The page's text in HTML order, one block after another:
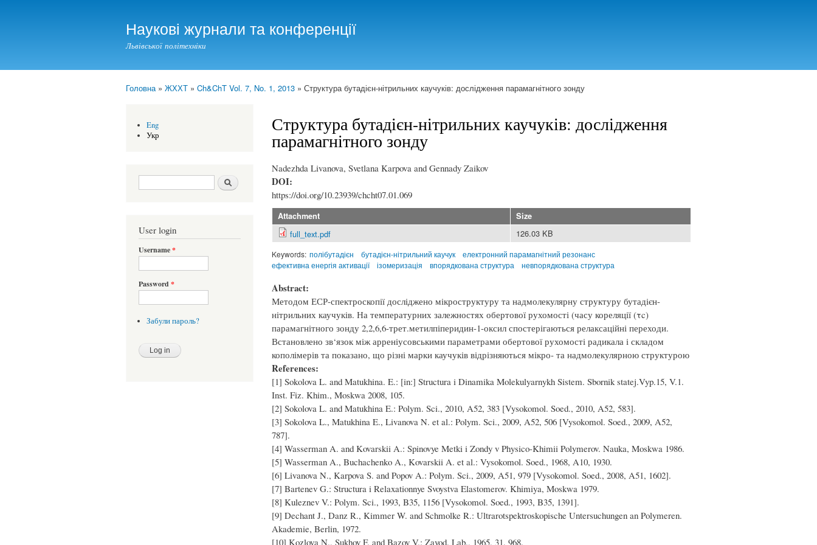
Наукові журнали та конференції
Львівської політехніки
Головна» ЖХХТ » Ch&ChT Vol. 7, No. 1, 2013 » Структура бутадієн-нітрильних каучуків: дослідження парамагнітного зонду
Eng
Укр
Search form Шукати
User login
Username*
Password *
Забули пароль?
Структура бутадієн-нітрильних каучуків: дослідження
парамагнітного зонду
Nadezhda Livanova, Svetlana Karpova and Gennady Zaikov
DOI:
https://doi.org/10.23939/chcht07.01.069
Attachment Size
full_text.pdf 126.03 KB
Keywords: полібутадієн бутадієн-нітрильний каучук
електронний парамагнітний резонанс
ефективна енергія активації
ізомеризація впорядкована структура невпорядкована структура
Abstract:
Методом ЕСР-спектроскопії досліджено мікроструктуру та надмолекулярну структуру бутадієн-
нітрильних каучуків. На температурних залежностях обертової рухомості (часу кореляції (τc)
парамагнітного зонду 2,2,6,6-трет.метилпіперидин-1-оксил спостерігаються релаксаційні переходи.
Встановлено зв‘язок між арреніусовськими параметрами обертової рухомості радикала і складом
кополімерів та показано, що різні марки каучуків відрізняються мікро- та надмолекулярною структурою
References:
[1] Sokolova L. and Matukhina. E.: [in:] Structura i Dinamika Molekulyarnykh Sistem. Sbornik statej.Vyp.15, V.1.
Inst. Fiz. Khim., Moskwa 2008, 105.
[2] Sokolova L. and Matukhina E.: Polym. Sci., 2010, A52, 383 [Vysokomol. Soed., 2010, A52, 583].
[3] Sokolova L., Matukhina E., Livanova N. et al.: Polym. Sci., 2009, A52, 506 [Vysokomol. Soed., 2009, A52,
787].
[4] Wasserman A. and Kovarskii A.: Spinovye Metki i Zondy v Physico-Khimii Polymerov. Nauka, Moskwa 1986.
[5] Wasserman A., Buchachenko A., Kovarskii A. et al.: Vysokomol. Soed., 1968, A10, 1930.
[6] Livanova N., Karpova S. and Popov A.: Polym. Sci., 2009, A51, 979 [Vysokomol. Soed., 2008, A51, 1602].
[7] Bartenev G.: Structura i Relaxationnye Svoystva Elastomerov. Khimiya, Moskwa 1979.
[8] Kuleznev V.: Polym. Sci., 1993, B35, 1156 [Vysokomol. Soed., 1993, B35, 1391].
[9] Dechant J., Danz R., Kimmer W. and Schmolke R.: Ultrarotspektroskopische Untersuchungen an Polymeren.
Akademie, Berlin, 1972.
[10] Kozlova N., Sukhov F. and Bazov V.: Zavod. Lab., 1965, 31, 968.